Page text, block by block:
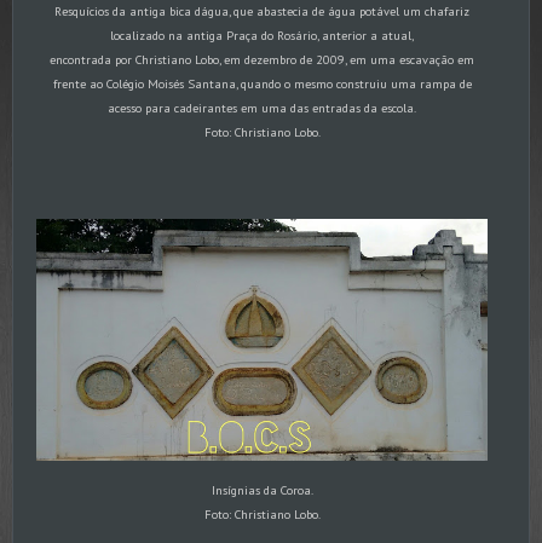
Resquícios da antiga bica dágua, que abastecia de água potável um chafariz
localizado na antiga Praça do Rosário, anterior a atual,
encontrada por Christiano Lobo, em dezembro de 2009, em uma escavação em
frente ao Colégio Moisés Santana, quando o mesmo construiu uma rampa de
acesso para cadeirantes em uma das entradas da escola.
Foto: Christiano Lobo.
Insígnias da Coroa.
Foto: Christiano Lobo.